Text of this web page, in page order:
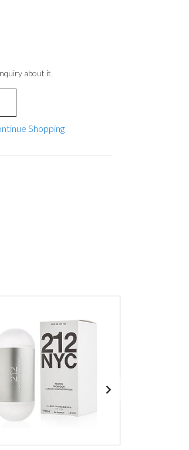
about it.
Shopping